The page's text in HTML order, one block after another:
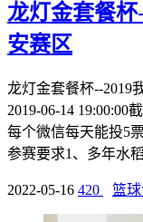
龙灯金套餐杯
安赛区
龙灯金套餐杯--2019
2019-06-14 19:00:00
每个微信每天能投5
参赛要求1、多年水
2022-05-16 420 篮